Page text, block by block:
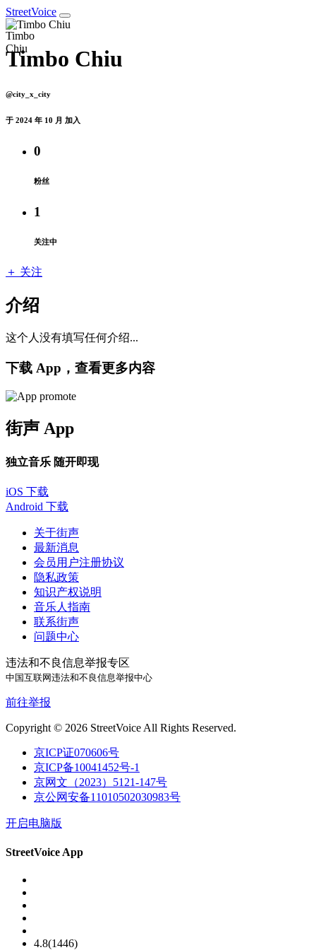
StreetVoice
Timbo Chiu
@city_x_city
于 2024 年 10 月 加入
0
粉丝
1
关注中
＋ 关注
介绍
这个人没有填写任何介绍...
下载 App，查看更多内容
街声 App
独立音乐 随开即现
iOS 下载
Android 下载
关于街声
最新消息
会员用户注册协议
隐私政策
知识产权说明
音乐人指南
联系街声
问题中心
违法和不良信息举报专区
中国互联网违法和不良信息举报中心
前往举报
Copyright © 2026 StreetVoice All Rights Reserved.
京ICP证070606号
京ICP备10041452号-1
京网文（2023）5121-147号
京公网安备11010502030983号
开启电脑版
StreetVoice App
4.8(1446)